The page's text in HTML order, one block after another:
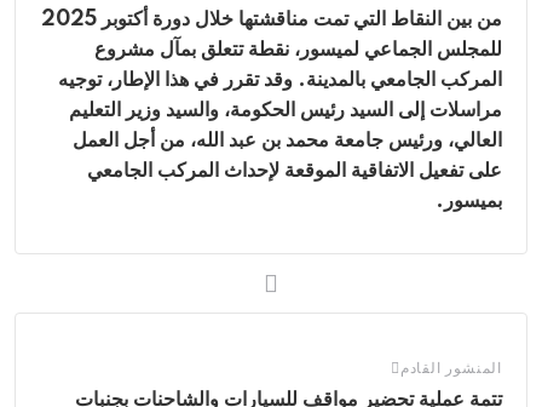
من بين النقاط التي تمت مناقشتها خلال دورة أكتوبر 2025
للمجلس الجماعي لميسور، نقطة تتعلق بمآل مشروع
المركب الجامعي بالمدينة. وقد تقرر في هذا الإطار، توجيه
مراسلات إلى السيد رئيس الحكومة، والسيد وزير التعليم
العالي، ورئيس جامعة محمد بن عبد الله، من أجل العمل
على تفعيل الاتفاقية الموقعة لإحداث المركب الجامعي
بميسور.
المنشور القادم
تتمة عملية تحضير مواقف للسيارات والشاحنات بجنبات